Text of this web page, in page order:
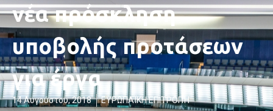
νέα πρόσκληση
υποβολής προτάσεων
για έργα
14 Αυγούστου, 2018 ΕΥΡΩΠΑΪΚΗ ΕΠΙΤΡΟΠΉ